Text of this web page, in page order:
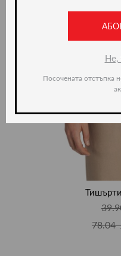
78.04
Не,
Посочената отстъпка